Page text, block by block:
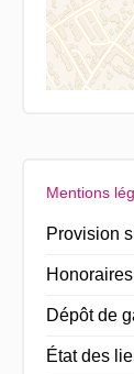
Mentions
Provision
Dépôt de
État des